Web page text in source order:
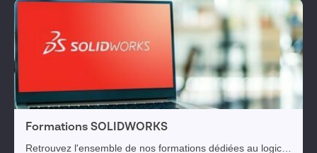
Formations SOLIDWORKS
Retrouvez l'ensemble de nos formations dédiées au logiciel